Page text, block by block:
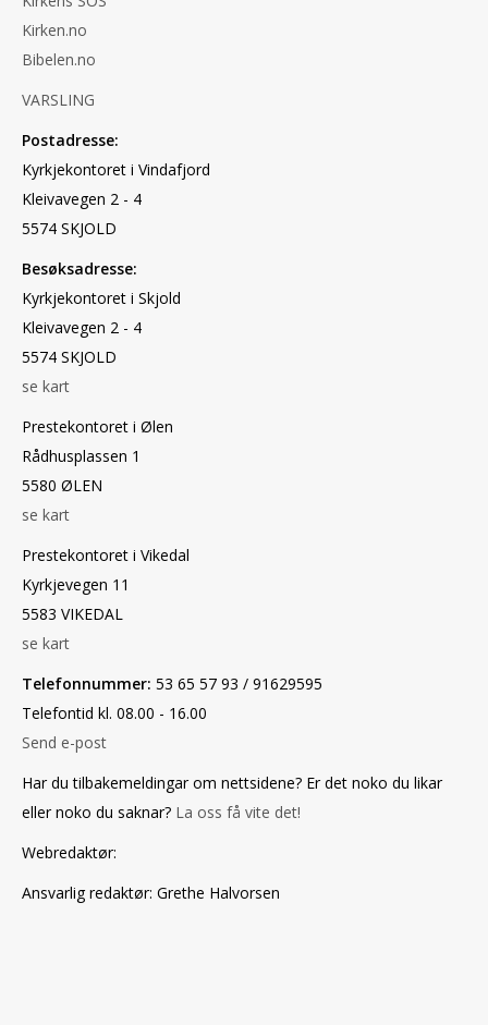
Kirken.no
Bibelen.no
VARSLING
Postadresse:
Kyrkjekontoret i Vindafjord
Kleivavegen 2 - 4
5574 SKJOLD
Besøksadresse:
Kyrkjekontoret i Skjold
Kleivavegen 2 - 4
5574 SKJOLD
se kart
Prestekontoret i Ølen
Rådhusplassen 1
5580 ØLEN
se kart
Prestekontoret i Vikedal
Kyrkjevegen 11
5583 VIKEDAL
se kart
Telefonnummer: 53 65 57 93 / 91629595
Telefontid kl. 08.00 - 16.00
Send e-post
Har du tilbakemeldingar om nettsidene? Er det noko du likar
eller noko du saknar? La oss få vite det!
Webredaktør:
Ansvarlig redaktør: Grethe Halvorsen